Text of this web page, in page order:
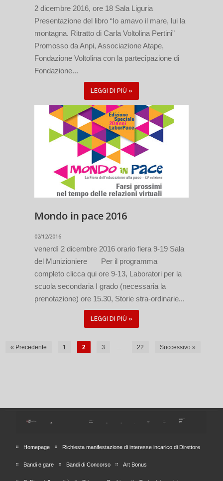
2 dicembre 2016, ore 18 Sala Liguria
Presentazione del libro “Io amavo il mare, lui la
montagna. Ritratto di Carla Voltolina Pertini”
Promosso da Anpi, Associazione Atape,
Fondazione Voltolina con la partecipazione di
Fondazione...
LEGGI DI PIÙ »
Mondo in pace 2016
02/12/2016
venerdì 2 dicembre 2016 orario fiera 9-19 Sala
del Munizioniere Per il programma
completo clicca qui ore 9-13, Laboratori per la
scuola secondaria I grado (necessaria la
prenotazione) ore 15.30, Storie stra-ordinarie...
LEGGI DI PIÙ »
« Precedente 1 2 3 … 22 Successivo »
Homepage Richiesta manifestazione di interesse incarico di Direttore
Bandi e gare Bandi di Concorso Art Bonus